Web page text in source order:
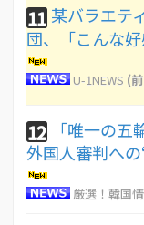
11 某バラエテ
団、「こんな
U-1NEWS (
12
「唯一の五
外国人審判へ
厳選！韓国